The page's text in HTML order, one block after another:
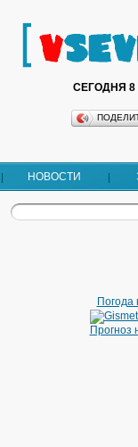
СЕГОДНЯ 8
НОВОСТИ
Погода
Прогноз